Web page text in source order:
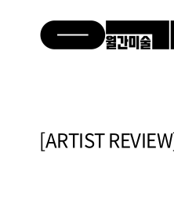
[ARTIST